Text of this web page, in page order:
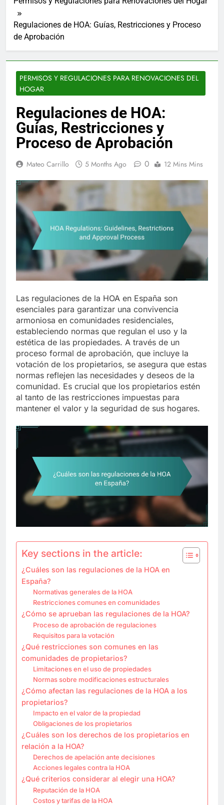
Regulaciones de HOA: Guías, Restricciones y Proceso
de Aprobación
PERMISOS Y REGULACIONES PARA RENOVACIONES DEL
HOGAR
Regulaciones de HOA:
Guías, Restricciones y
Proceso de Aprobación
Mateo Carrillo 5 Months Ago 0 12 Mins Mins
Las regulaciones de la HOA en España son
esenciales para garantizar una convivencia
armoniosa en comunidades residenciales,
estableciendo normas que regulan el uso y la
estética de las propiedades. A través de un
proceso formal de aprobación, que incluye la
votación de los propietarios, se asegura que estas
normas reflejen las necesidades y deseos de la
comunidad. Es crucial que los propietarios estén
al tanto de las restricciones impuestas para
mantener el valor y la seguridad de sus hogares.
Key sections in the article:
¿Cuáles son las regulaciones de la HOA en
España?
Normativas generales de la HOA
Restricciones comunes en comunidades
¿Cómo se aprueban las regulaciones de la HOA?
Proceso de aprobación de regulaciones
Requisitos para la votación
¿Qué restricciones son comunes en las
comunidades de propietarios?
Limitaciones en el uso de propiedades
Normas sobre modificaciones estructurales
¿Cómo afectan las regulaciones de la HOA a los
propietarios?
Impacto en el valor de la propiedad
Obligaciones de los propietarios
¿Cuáles son los derechos de los propietarios en
relación a la HOA?
Derechos de apelación ante decisiones
Acciones legales contra la HOA
¿Qué criterios considerar al elegir una HOA?
Reputación de la HOA
Costos y tarifas de la HOA